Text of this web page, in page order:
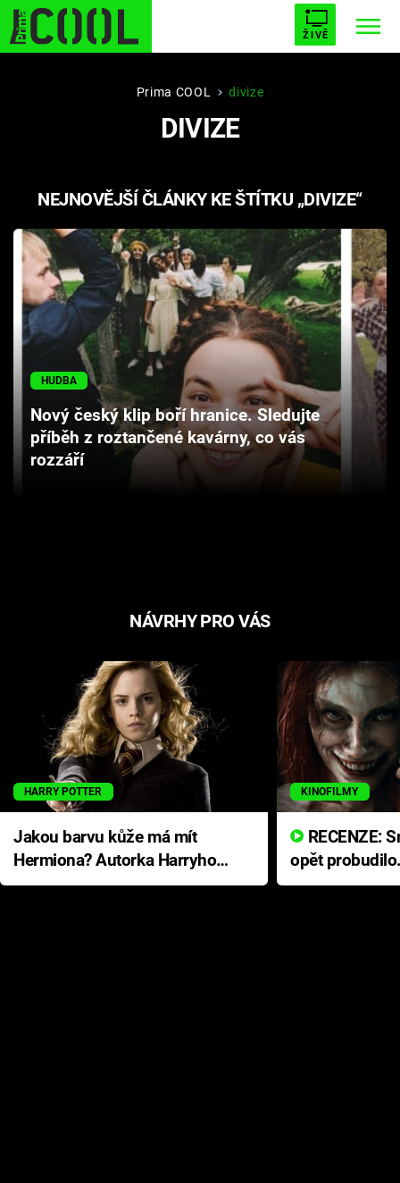
ŽIVĚ
BUFFY, PŘEMOŽITELKA UPÍRŮ
AVENGERS 5
Témata
Filmy
Seriály
Hry
Cool Esport
Pořady
Prima COOL divize
DIVIZE
NEJNOVĚJŠÍ ČLÁNKY KE ŠTÍTKU „DIVIZE“
HUDBA
Nový český klip boří hranice. Sledujte
příběh z roztančené kavárny, co vás
rozzáří
NÁVRHY PRO VÁS
HARRY POTTER
Jakou barvu kůže má mít
Hermiona? Autorka Harryho
Pottera přišla s ráznou
KINOFILMY
opět
přichází s